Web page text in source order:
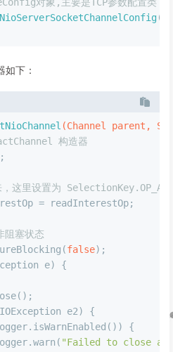
对象,主要是TCP参数配置类
NioServerSocketChannelConfig(
下：
(Channel parent,
构造器
这里设置为
= readInterestOp;
塞状态
false);
e) {
e2) {
{
"Failed to close